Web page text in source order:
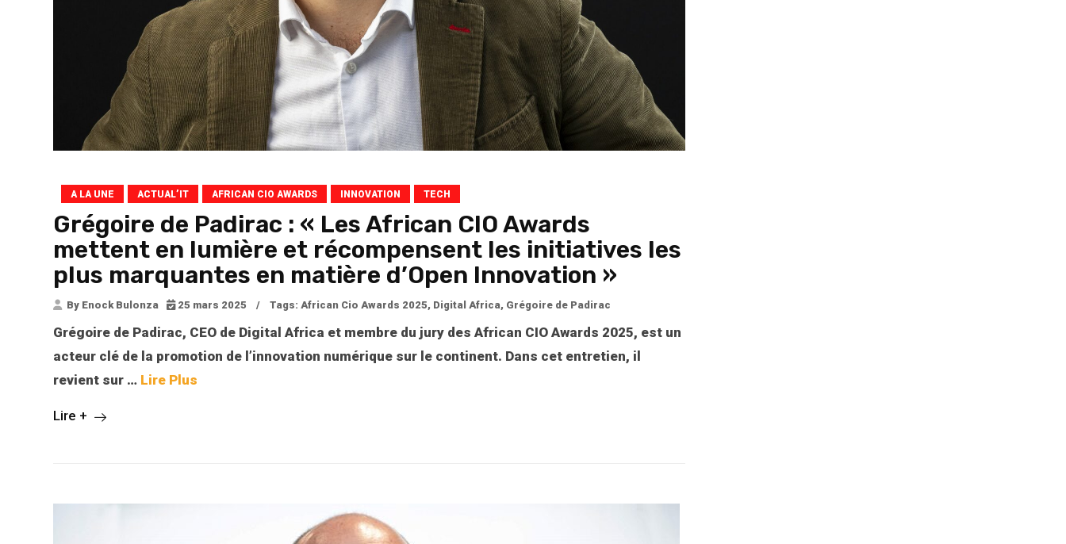
A LA UNE ACTUAL’IT AFRICAN CIO AWARDS INNOVATION TECH
Grégoire de Padirac : « Les African CIO Awards
mettent en lumière et récompensent les initiatives les
plus marquantes en matière d’Open Innovation »
By Enock Bulonza 25 mars 2025 / Tags: African Cio Awards 2025, Digital Africa, Grégoire de Padirac
Grégoire de Padirac, CEO de Digital Africa et membre du jury des African CIO Awards 2025, est un
acteur clé de la promotion de l’innovation numérique sur le continent. Dans cet entretien, il
revient sur … Lire Plus
Lire +